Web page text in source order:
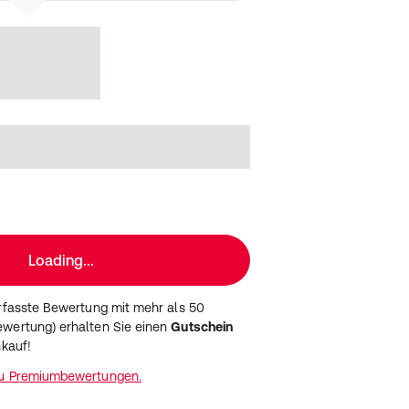
Loading...
Bewertung mit mehr als 50
erhalten Sie einenGutschein
Premiumbewertungen.